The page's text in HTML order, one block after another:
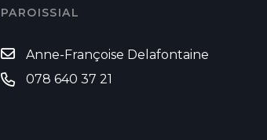
PAROISSIAL
Anne-Françoise Delafontaine
078 640 37 21